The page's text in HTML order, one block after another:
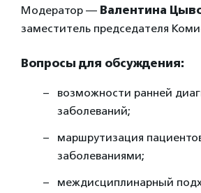
Модератор — Валентина
заместитель председателя
Вопросы для обсуждения:
возможности ранней
заболеваний;
маршрутизация
заболеваниями;
междисциплинарный